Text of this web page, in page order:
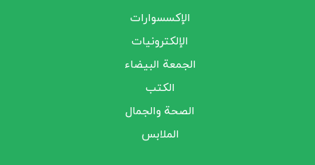
الإكسسوارات
الإلكترونيات
الجمعة البيضاء
الكتب
الصحة والجمال
الملابس